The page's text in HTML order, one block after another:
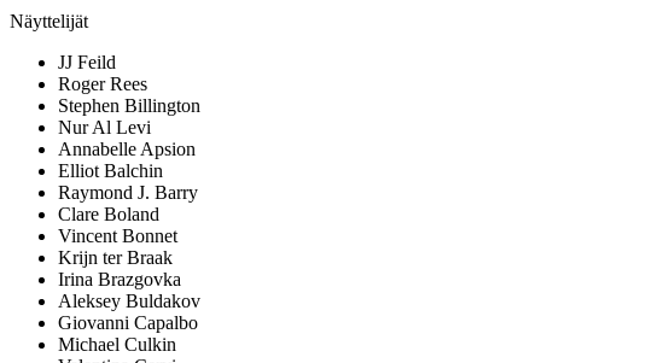
Näyttelijät
JJ Feild
Roger Rees
Stephen Billington
Nur Al Levi
Annabelle Apsion
Elliot Balchin
Raymond J. Barry
Clare Boland
Vincent Bonnet
Krijn ter Braak
Irina Brazgovka
Aleksey Buldakov
Giovanni Capalbo
Michael Culkin